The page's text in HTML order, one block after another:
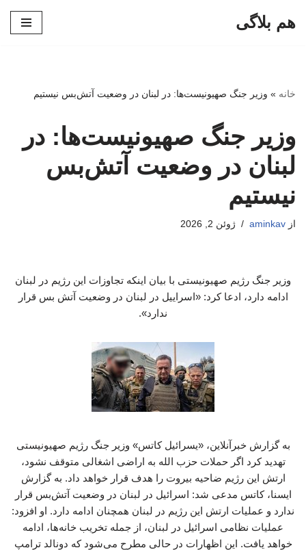
هم بلاگی
خانه » وزیر جنگ صهیونیست‌ها: در لبنان در وضعیت آتش‌بس نیستیم
وزیر جنگ صهیونیست‌ها: در
لبنان در وضعیت آتش‌بس
نیستیم
از aminkav ژوئن 2, 2026
وزیر جنگ رژیم صهیونیستی با بیان اینکه تجاوزات این رژیم در لبنان
ادامه دارد، ادعا کرد: «اسراییل در لبنان در وضعیت آتش بس قرار
ندارد».
به گزارش خبرآنلاین، «یسرائیل کاتس» وزیر جنگ رژیم صهیونیستی
تهدید کرد اگر حملات حزب ‌الله به اراضی اشغالی متوقف نشود،
ارتش این رژیم ضاحیه بیروت را هدف قرار خواهد داد. به گزارش
ایسنا، کاتس مدعی شد: اسرائیل در لبنان در وضعیت آتش‌بس قرار
ندارد و عملیات ارتش این رژیم در لبنان همچنان ادامه دارد. او افزود:
عملیات نظامی اسرائیل در لبنان، از جمله تخریب خانه‌ها، ادامه
خواهد یافت. این اظهارات در حالی مطرح می‌شود که دونالد ترامپ